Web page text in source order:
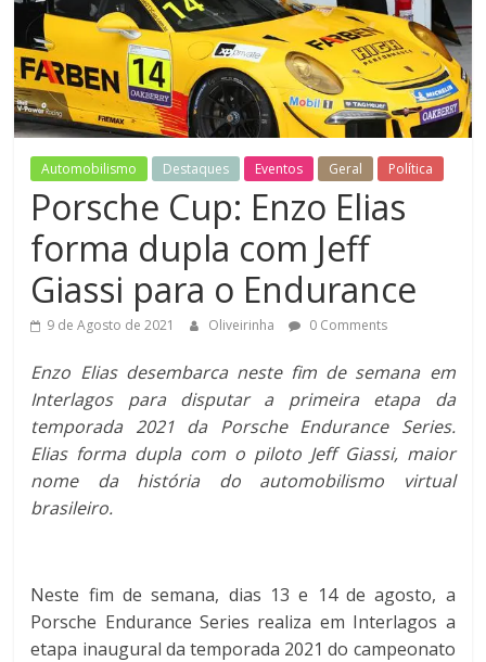
do
Esporte
Motor
Automobilismo Destaques Eventos Geral Política
Porsche Cup: Enzo Elias
forma dupla com Jeff
Giassi para o Endurance
9 de Agosto de 2021 Oliveirinha 0 Comments
Enzo Elias desembarca neste fim de semana em
Interlagos para disputar a primeira etapa da
temporada 2021 da Porsche Endurance Series.
Elias forma dupla com o piloto Jeff Giassi, maior
nome da história do automobilismo virtual
brasileiro.
Neste fim de semana, dias 13 e 14 de agosto, a
Porsche Endurance Series realiza em Interlagos a
etapa inaugural da temporada 2021 do campeonato